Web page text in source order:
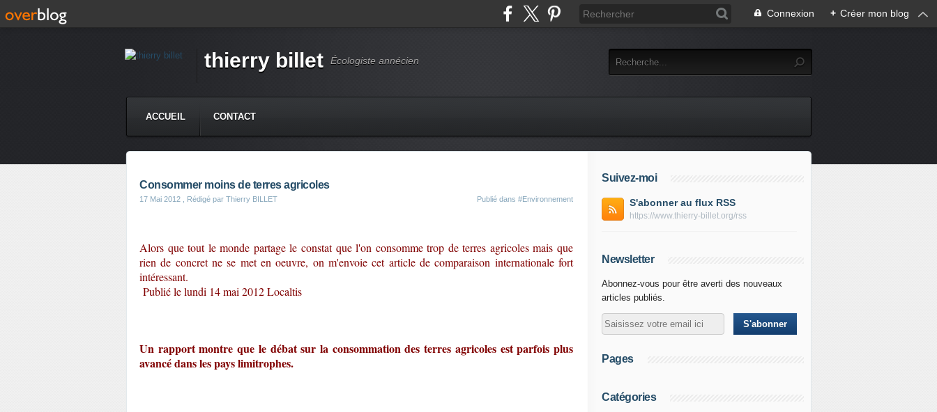
Connexion + Créer mon blog
thierry billet Écologiste annécien
ACCUEIL CONTACT
Consommer moins de terres agricoles
17 Mai 2012 , Rédigé par Thierry BILLET Publié dans #Environnement
Alors que tout le monde partage le constat que l'on consomme trop de terres agricoles mais que
rien de concret ne se met en oeuvre, on m'envoie cet article de comparaison internationale fort
intéressant.
Publié le lundi 14 mai 2012Localtis
Un rapport montre que le débat sur la consommation des terres agricoles est parfois plus
avancé dans les pays limitrophes.
Suivez-moi
S'abonner au flux RSS
https://www.thierry-billet.org/rss
Newsletter
Abonnez-vous pour être averti des nouveaux
articles publiés.
Pages
Catégories